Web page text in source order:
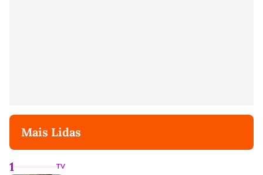
Mais Lidas
1 TV